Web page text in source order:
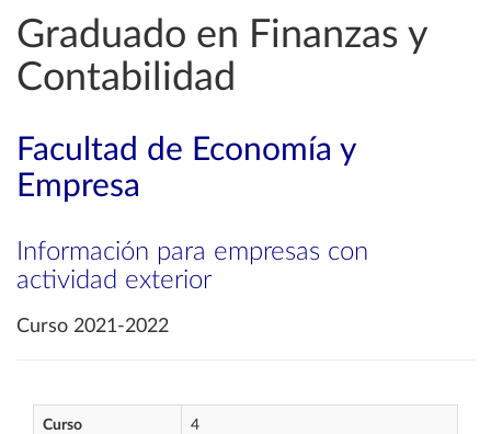
Graduado en Finanzas y
Contabilidad
Facultad de Economía y
Empresa
Información para empresas con
actividad exterior
Curso 2021-2022
Curso 4